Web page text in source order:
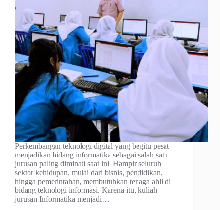
Perkembangan teknologi digital yang begitu pesat
menjadikan bidang informatika sebagai salah satu
jurusan paling diminati saat ini. Hampir seluruh
sektor kehidupan, mulai dari bisnis, pendidikan,
hingga pemerintahan, membutuhkan tenaga ahli di
bidang teknologi informasi. Karena itu, kuliah
jurusan Informatika menjadi…